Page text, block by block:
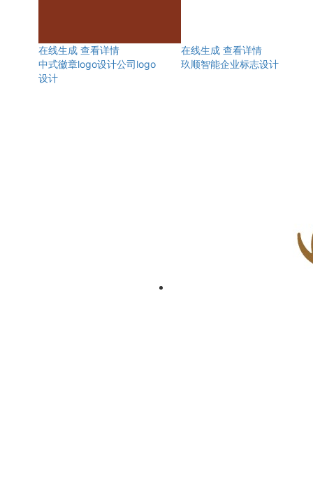
在线生成 查看详情
中式徽章logo设计公司logo
设计
在线生成 查看详情
玖顺智能企业标志设计